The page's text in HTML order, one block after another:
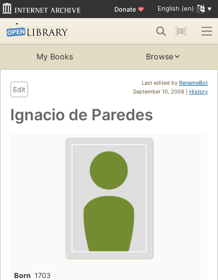
Donate ♥ English (en)
My Books Browse
Last edited by RenameBot
September 10, 2008 | History
Edit
Ignacio de Paredes
Born 1703